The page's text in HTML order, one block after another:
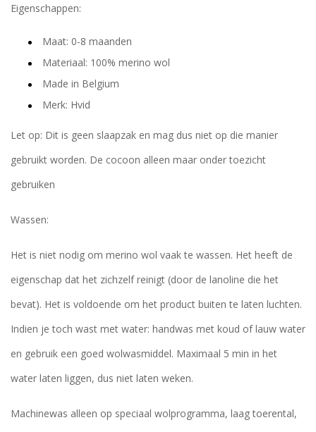
Eigenschappen:
Maat: 0-8 maanden
Materiaal: 100% merino wol
Made in Belgium
Merk: Hvid
Let op: Dit is geen slaapzak en mag dus niet op die manier
gebruikt worden. De cocoon alleen maar onder toezicht
gebruiken
Wassen:
Het is niet nodig om merino wol vaak te wassen. Het heeft de
eigenschap dat het zichzelf reinigt (door de lanoline die het
bevat). Het is voldoende om het product buiten te laten luchten.
Indien je toch wast met water: handwas met koud of lauw water
en gebruik een goed wolwasmiddel. Maximaal 5 min in het
water laten liggen, dus niet laten weken.
Machinewas alleen op speciaal wolprogramma, laag toerental,